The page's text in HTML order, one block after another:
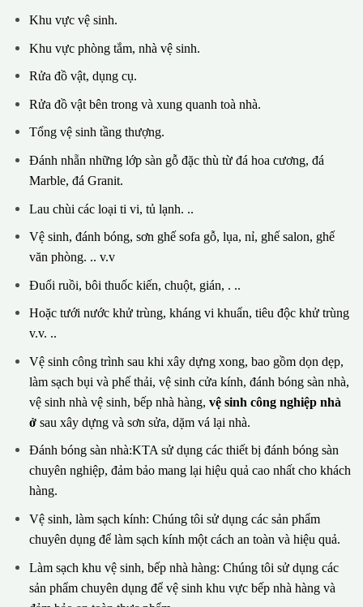
Khu vực vệ sinh.
Khu vực phòng tắm, nhà vệ sinh.
Rửa đồ vật, dụng cụ.
Rửa đồ vật bên trong và xung quanh toà nhà.
Tổng vệ sinh tầng thượng.
Đánh nhẵn những lớp sàn gỗ đặc thù từ đá hoa cương, đá
Marble, đá Granit.
Lau chùi các loại ti vi, tủ lạnh. ..
Vệ sinh, đánh bóng, sơn ghế sofa gỗ, lụa, nỉ, ghế salon, ghế
văn phòng. .. v.v
Đuổi ruồi, bôi thuốc kiến, chuột, gián, . ..
Hoặc tưới nước khử trùng, kháng vi khuẩn, tiêu độc khử trùng
v.v. ..
Vệ sinh công trình sau khi xây dựng xong, bao gồm dọn dẹp,
làm sạch bụi và phế thải, vệ sinh cửa kính, đánh bóng sàn nhà,
vệ sinh nhà vệ sinh, bếp nhà hàng, vệ sinh công nghiệp nhà
ởsau xây dựng và sơn sửa, dặm vá lại nhà.
Đánh bóng sàn nhà:KTA sử dụng các thiết bị đánh bóng sàn
chuyên nghiệp, đảm bảo mang lại hiệu quả cao nhất cho khách
hàng.
Vệ sinh, làm sạch kính: Chúng tôi sử dụng các sản phẩm
chuyên dụng để làm sạch kính một cách an toàn và hiệu quả.
Làm sạch khu vệ sinh, bếp nhà hàng: Chúng tôi sử dụng các
sản phẩm chuyên dụng để vệ sinh khu vực bếp nhà hàng và